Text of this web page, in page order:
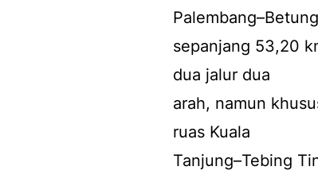
Palembang–Betung
sepanjang 53,20
dua jalur dua
arah, namun
ruas Kuala
Tanjung–Tebing